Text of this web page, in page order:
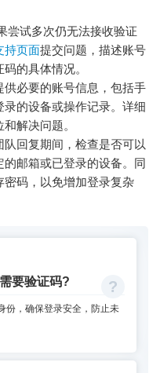
尝试多次仍无法接收验证
持页面提交问题，描述账号
的具体情况。
供必要的账号信息，包括手
的设备或操作记录。详细
解决问题。
队回复期间，检查是否可以
邮箱或已登录的设备。同
码，以免增加登录复杂
要验证码?
份，确保登录安全，防止未